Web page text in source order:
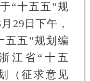
“十五五”规
29日下午，
五五”规划编
江省“十五
（征求意见